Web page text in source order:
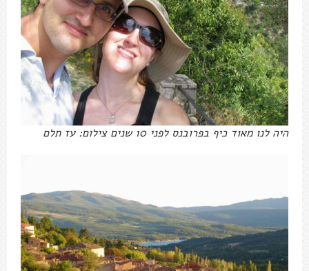
היה לנו מאוד כיף בפרובנס לפני 10 שנים צילום: עז תלם